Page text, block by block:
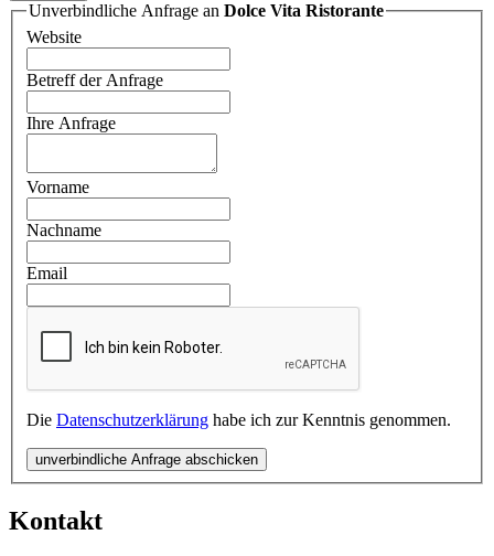
Unverbindliche Anfrage an Dolce Vita Ristorante
Website
Betreff der Anfrage
Ihre Anfrage
Vorname
Nachname
Email
Die Datenschutzerklärung habe ich zur Kenntnis genommen.
unverbindliche Anfrage abschicken
Kontakt